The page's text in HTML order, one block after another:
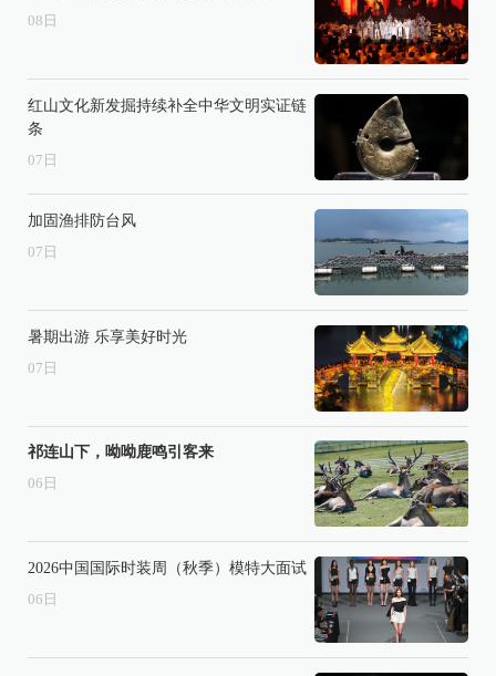
08 日
红山文化新发掘持续补全中华文明实证链
条
07 日
加固渔排防台风
07 日
暑期出游 乐享美好时光
07 日
祁连山下，呦呦鹿鸣引客来
06 日
2026中国国际时装周（秋季）模特大面试
06 日